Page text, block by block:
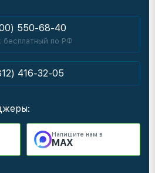
550-68-40
бесплатный по РФ
416-32-05
Напишите нам в
MAX